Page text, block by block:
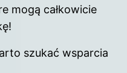
mogą całkowicie
szukać wsparcia